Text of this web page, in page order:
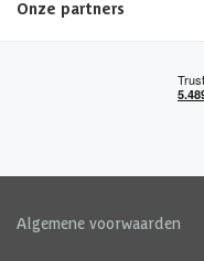
Onze partners
Algemene voorwaarden